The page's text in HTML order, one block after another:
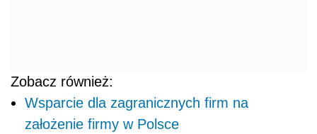
Zobacz również:
Wsparcie dla zagranicznych firm na
założenie firmy w Polsce